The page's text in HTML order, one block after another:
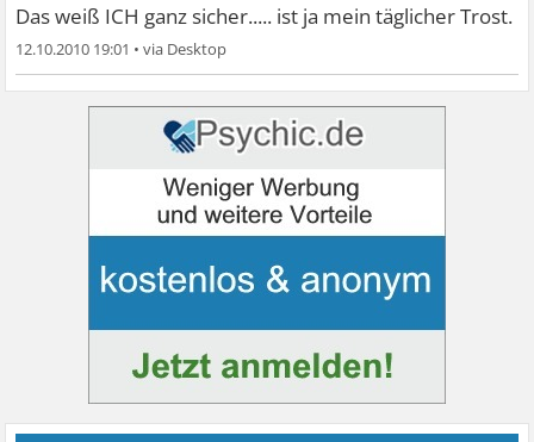
Das weiß ICH ganz sicher..... ist ja mein täglicher Trost.
12.10.2010 19:01 •